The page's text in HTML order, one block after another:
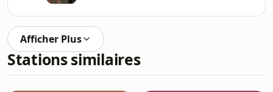
Afficher Plus
Stations similaires